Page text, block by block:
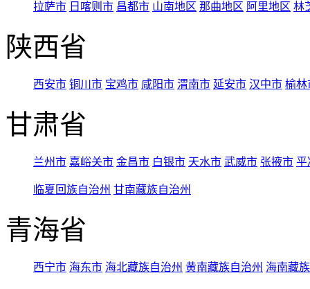
拉萨市 日喀则市 昌都市 山南地区 那曲地区 阿里地区 林
陕西省
西安市 铜川市 宝鸡市 咸阳市 渭南市 延安市 汉中市 榆林
甘肃省
兰州市 嘉峪关市 金昌市 白银市 天水市 武威市 张掖市 平
临夏回族自治州 甘南藏族自治州
青海省
西宁市 海东市 海北藏族自治州 黄南藏族自治州 海南藏